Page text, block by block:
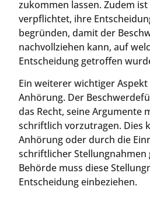
zukommen lassen. Zudem
verpflichtet, ihre
begründen, damit der
nachvollziehen kann, auf
Entscheidung getroffen
Ein weiterer wichtiger
Anhörung. Der
das Recht, seine Argumente
schriftlich vorzutragen. Dies
Anhörung oder durch die
schriftlicher Stellungnahmen
Behörde muss diese
Entscheidung einbeziehen.